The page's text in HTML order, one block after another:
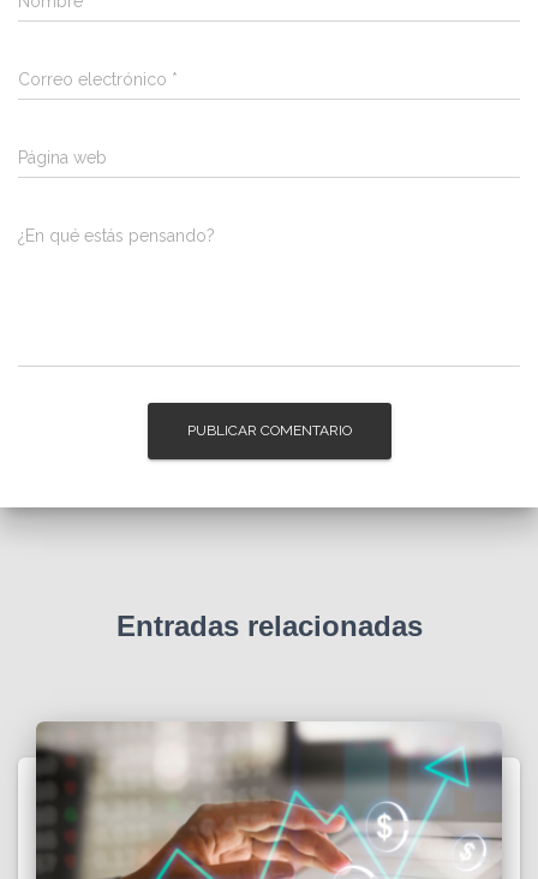
Correo electrónico *
Página web
¿En qué estás pensando?
Entradas relacionadas